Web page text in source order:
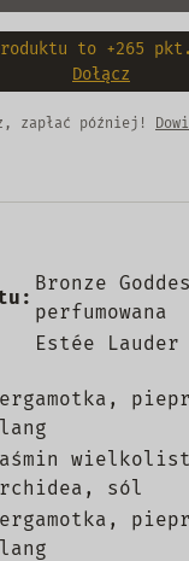
to +265 pkt.
Dołącz
zapłać później!
Bronze
perfumowana
Estée Lauder
sól